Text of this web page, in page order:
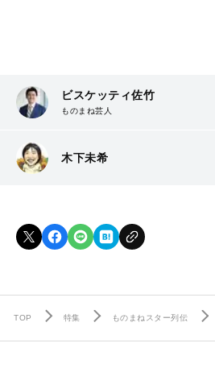
ビスケッティ佐竹
ものまね芸人
木下未希
TOP 特集 ものまねスター列伝